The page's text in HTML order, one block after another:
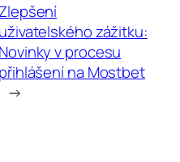
Zlepšení
uživatelského zážitku:
Novinky v procesu
přihlášení na Mostbet
→